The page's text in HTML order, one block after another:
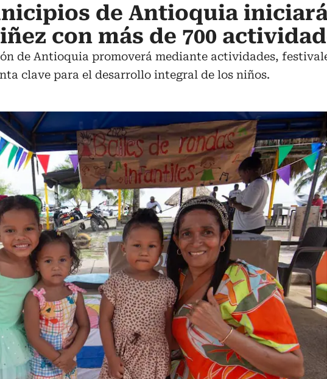
de Antioquia
con más de 700
de Antioquia promoverá mediante actividades,
clave para el desarrollo integral de los niños.